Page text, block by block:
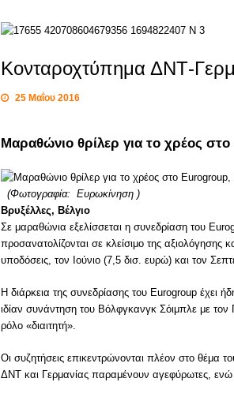
Κονταροχτύπημα ΔΝΤ-
25 Μαΐου 2016
Μαραθώνιο θρίλερ για το χρέος
(Φωτογραφία: Ευρωκίνηση )
Βρυξέλλες, Βέλγιο
Σε μαραθώνια εξελίσσεται η συνεδρίαση του
προσανατολίζονται σε κλείσιμο της
υποδόσεις, τον Ιούνιο (7,5 δισ. ευρώ) και τον
Η διάρκεια της συνεδρίασης του Eurogroup έχει
ιδίαν συνάντηση του Βόλφγκανγκ Σόιμπλε με
ρόλο «διαιτητή».
Οι συζητήσεις επικεντρώνονται πλέον στο θέμα
ΔΝΤ και Γερμανίας παραμένουν αγεφύρωτες, ενώ